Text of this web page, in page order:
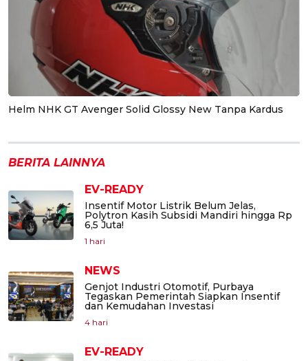
Helm NHK GT Avenger Solid Glossy New Tanpa Kardus
BERITA LAINNYA
EV-READY
Insentif Motor Listrik Belum Jelas,
Polytron Kasih Subsidi Mandiri hingga Rp
6,5 Juta!
1 hari
NEWS
Genjot Industri Otomotif, Purbaya
Tegaskan Pemerintah Siapkan Insentif
dan Kemudahan Investasi
4 hari
EV-READY